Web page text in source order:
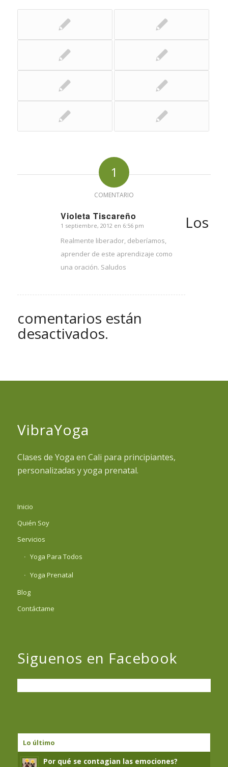
1
COMENTARIO
Violeta Tiscareño
Dice:
1 septiembre, 2012 en 6:56 pm
Realmente liberador, deberíamos,
aprender de este aprendizaje como
una oración. Saludos
Los
comentarios están
desactivados.
VibraYoga
Clases de Yoga en Cali para principiantes,
personalizadas y yoga prenatal.
Inicio
Quién Soy
Servicios
Yoga Para Todos
Yoga Prenatal
Blog
Contáctame
Siguenos en Facebook
Lo último
Por qué se contagian las emociones?